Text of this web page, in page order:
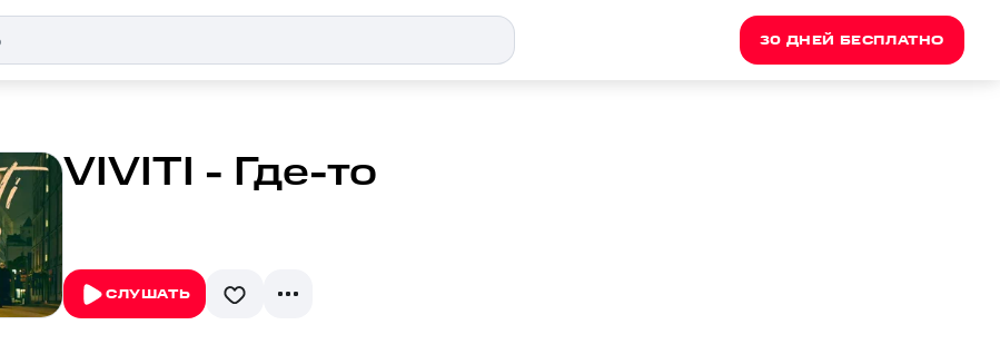
30 ДНЕЙ БЕСПЛАТНО
VIVITI - Где-то
СЛУШАТЬ